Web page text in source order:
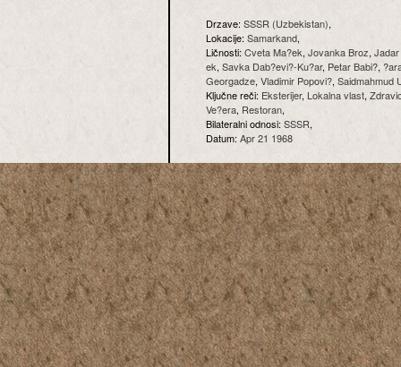
Drzave:SSSR (Uzbekistan),
Lokacije:Samarkand,
Ličnosti:Cveta Ma?ek, Jovanka Broz,
ek, Savka Dab?evi?-Ku?ar, Petar Babi?,
Georgadze, Vladimir Popovi?, Saidmahmud
Ključne reči: Eksterijer, Lokalna vlast,
Ve?era, Restoran,
Bilateralni odnosi:SSSR,
Datum:Apr 21 1968